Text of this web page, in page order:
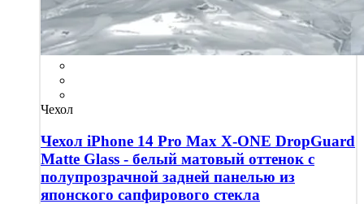
Чехол
Чехол iPhone 14 Pro Max X-ONE DropGuard
Matte Glass - белый матовый оттенок с
полупрозрачной задней панелью из
японского сапфирового стекла